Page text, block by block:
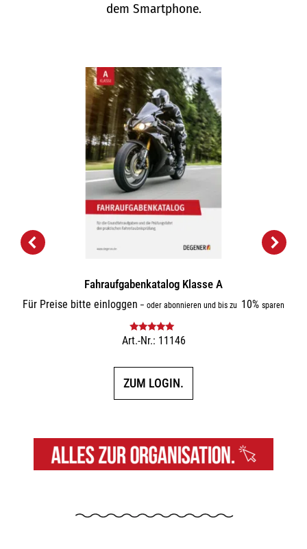
dem Smartphone.
Fahraufgabenkatalog Klasse A
Für Preise bitte einloggen – oder abonnieren und bis zu 10% sparen
Bewertet mit
Art.-Nr.: 11146
ZUM LOGIN.